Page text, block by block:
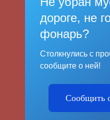
дороге, не
фонарь?
Столкнулись с
сообщите о ней!
Сообщить